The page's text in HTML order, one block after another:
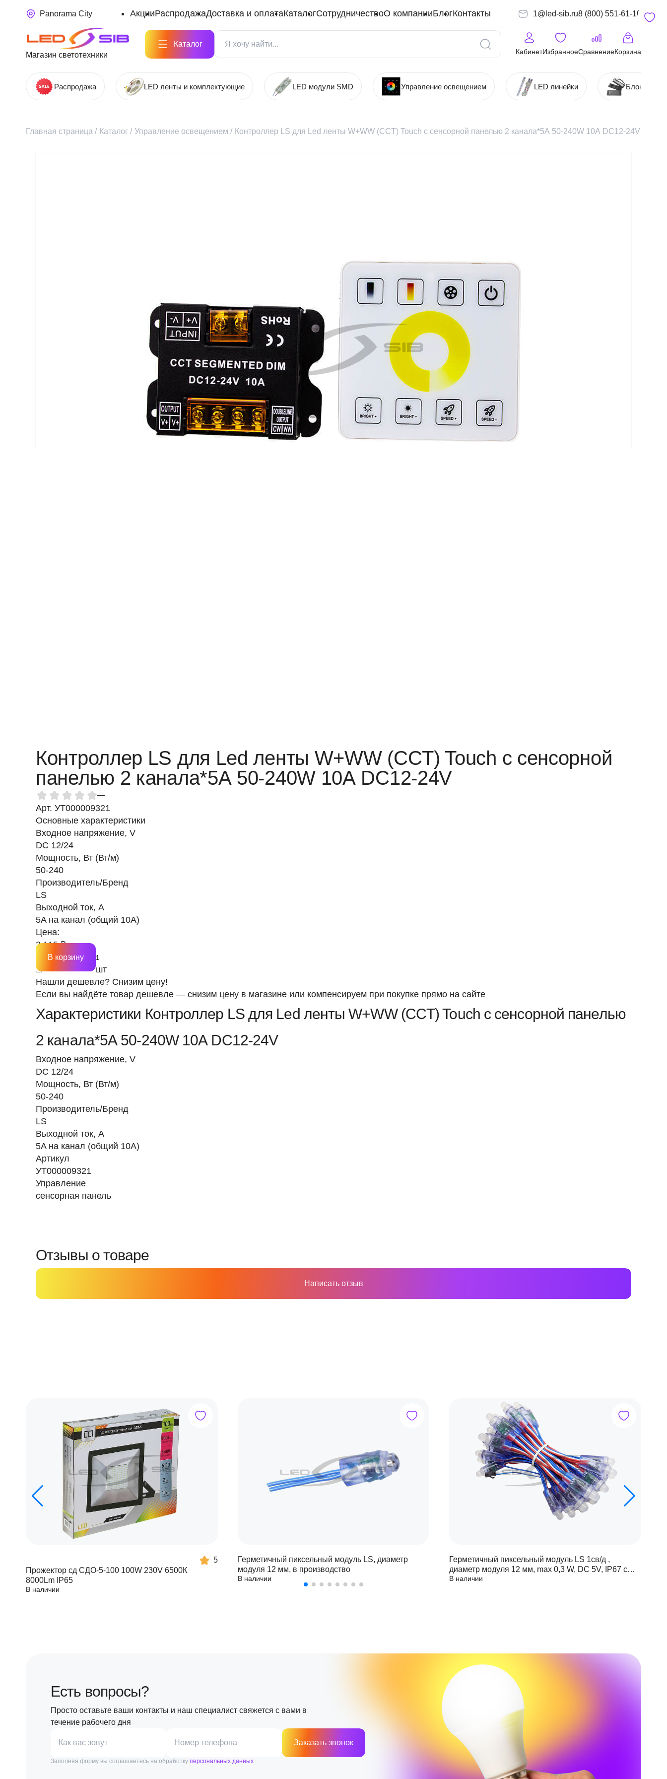
Panorama City АкцииРаспродажаДоставка и оплатаКаталогСотрудничествоО компанииБлогКонтакты 1@led-sib.ru8 (800) 551-61-10
Магазин светотехники
Каталог
КабинетИзбранноеСравнениеКорзина
Распродажа LED ленты и комплектующие LED модули SMD Управление освещением LED линейки Блоки
Главная страница / Каталог / Управление освещением / Контроллер LS для Led ленты W+WW (CCT) Touch с сенсорной панелью 2 канала*5А 50-240W 10А DC12-24V
Контроллер LS для Led ленты W+WW (CCT) Touch с сенсорной
панелью 2 канала*5А 50-240W 10А DC12-24V
—
Арт. УТ000009321
Основные характеристики
Входное напряжение, V
DC 12/24
Мощность, Вт (Вт/м)
50-240
Производитель/Бренд
LS
Выходной ток, А
5A на канал (общий 10A)
Цена:
2 115 ₽
шт
В корзину
Нашли дешевле? Снизим цену!
Если вы найдёте товар дешевле — снизим цену в магазине или компенсируем при покупке прямо на сайте
Характеристики Контроллер LS для Led ленты W+WW (CCT) Touch с сенсорной панелью
2 канала*5А 50-240W 10А DC12-24V
Входное напряжение, V
DC 12/24
Мощность, Вт (Вт/м)
50-240
Производитель/Бренд
LS
Выходной ток, А
5A на канал (общий 10A)
Артикул
УТ000009321
Управление
сенсорная панель
Отзывы о товаре
Написать отзыв
5
Прожектор сд СДО-5-100 100W 230V 6500К
8000Lm IP65
В наличии
Герметичный пиксельный модуль LS, диаметр
модуля 12 мм, в производство
В наличии
Герметичный пиксельный модуль LS 1св/д ,
диаметр модуля 12 мм, max 0,3 W, DC 5V, IP67 с
чипом 6803
В наличии
Есть вопросы?
Просто оставьте ваши контакты и наш специалист свяжется с вами в
течение рабочего дня
Как вас зовут Номер телефона Заказать звонок
Заполняя форму вы соглашаетесь на обработку персональных данных